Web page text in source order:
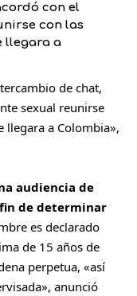
con el
con las
llegara a
de chat,
sexual reunirse
llegara a Colombia»,
audiencia de
de determinar
es declarado
de 15 años de
perpetua, «así
anunció